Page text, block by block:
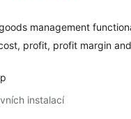
management
profit, profit margin
instalací